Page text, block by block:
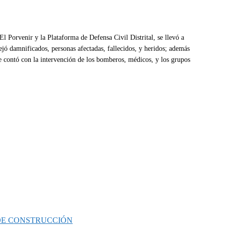
Porvenir y la Plataforma de Defensa Civil Distrital, se llevó a
damnificados, personas afectadas, fallecidos, y heridos; además
contó con la intervención de los bomberos, médicos, y los grupos
CONSTRUCCIÓN